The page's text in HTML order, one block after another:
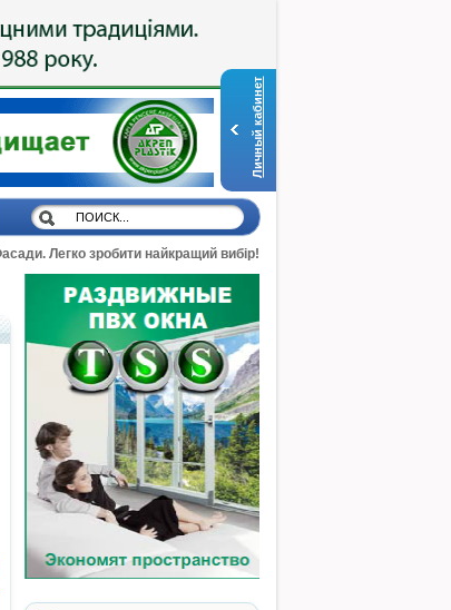
Личный кабинет
Легко зробити найкращий вибір!